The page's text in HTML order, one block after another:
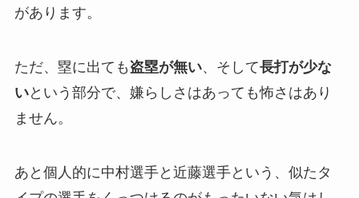
があります。
ただ、塁に出ても 盗塁が無い、そして長打が少な
いという部分で、嫌らしさはあっても怖さはあり
ません。
あと個人的に中村選手と近藤選手という、似たタ